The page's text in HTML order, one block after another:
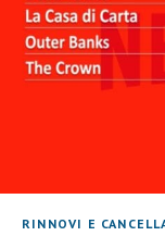
RINNOVI E